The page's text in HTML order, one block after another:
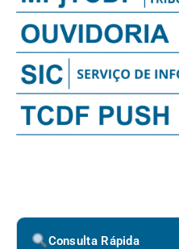
Consulta Rápida